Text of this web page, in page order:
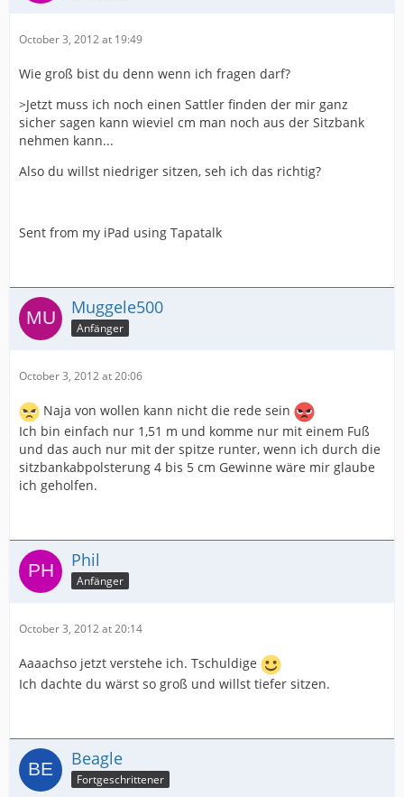
October 3, 2012 at 19:49
Wie groß bist du denn wenn ich fragen darf?
>Jetzt muss ich noch einen Sattler finden der mir ganz
sicher sagen kann wieviel cm man noch aus der Sitzbank
nehmen kann...
Also du willst niedriger sitzen, seh ich das richtig?
Sent from my iPad using Tapatalk
Muggele500
Anfänger
October 3, 2012 at 20:06
Naja von wollen kann nicht die rede sein
Ich bin einfach nur 1,51 m und komme nur mit einem Fuß
und das auch nur mit der spitze runter, wenn ich durch die
sitzbankabpolsterung 4 bis 5 cm Gewinne wäre mir glaube
ich geholfen.
Phil
Anfänger
October 3, 2012 at 20:14
Aaaachso jetzt verstehe ich. Tschuldige
Ich dachte du wärst so groß und willst tiefer sitzen.
Beagle
Fortgeschrittener